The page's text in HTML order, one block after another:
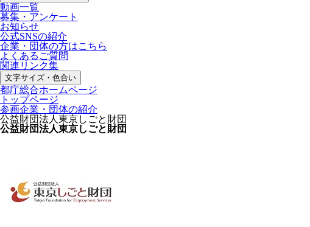
動画一覧
募集・ アンケート
お知らせ
公式SNSの紹介
企業・団体の方はこちら
よくあるご質問
関連リンク集
文字サイズ・色合い
都庁総合ホームページ
トップページ
参画企業・団体の紹介
公益財団法人東京しごと財団
公益財団法人東京しごと財団